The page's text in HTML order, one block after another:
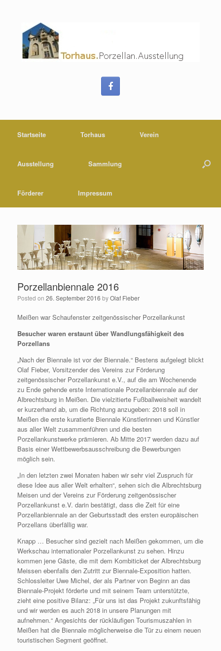
Startseite Torhaus Verein
Ausstellung Sammlung
Förderer Impressum
Porzellanbiennale 2016
Posted on 26. September 2016 byOlaf Fieber
Meißen war Schaufenster zeitgenössischer Porzellankunst
Besucher waren erstaunt über Wandlungsfähigkeit des
Porzellans
„Nach der Biennale ist vor der Biennale.“ Bestens aufgelegt blickt
Olaf Fieber, Vorsitzender des Vereins zur Förderung
zeitgenössischer Porzellankunst e.V., auf die am Wochenende
zu Ende gehende erste Internationale Porzellanbiennale auf der
Albrechtsburg in Meißen. Die vielzitierte Fußballweisheit wandelt
er kurzerhand ab, um die Richtung anzugeben: 2018 soll in
Meißen die erste kuratierte Biennale Künstlerinnen und Künstler
aus aller Welt zusammenführen und die besten
Porzellankunstwerke prämieren. Ab Mitte 2017 werden dazu auf
Basis einer Wettbewerbsausschreibung die Bewerbungen
möglich sein.
„In den letzten zwei Monaten haben wir sehr viel Zuspruch für
diese Idee aus aller Welt erhalten“, sehen sich die Albrechtsburg
Meisen und der Vereins zur Förderung zeitgenössischer
Porzellankunst e.V. darin bestätigt, dass die Zeit für eine
Porzellanbiennale an der Geburtsstadt des ersten europäischen
Porzellans überfällig war.
Knapp … Besucher sind gezielt nach Meißen gekommen, um die
Werkschau internationaler Porzellankunst zu sehen. Hinzu
kommen jene Gäste, die mit dem Kombiticket der Albrechtsburg
Meissen ebenfalls den Zutritt zur Biennale-Exposition hatten.
Schlossleiter Uwe Michel, der als Partner von Beginn an das
Biennale-Projekt förderte und mit seinem Team unterstützte,
zieht eine positive Bilanz: „Für uns ist das Projekt zukunftsfähig
und wir werden es auch 2018 in unsere Planungen mit
aufnehmen.“ Angesichts der rückläufigen Tourismuszahlen in
Meißen hat die Biennale möglicherweise die Tür zu einem neuen
touristischen Segment geöffnet.